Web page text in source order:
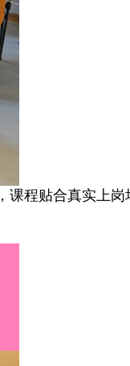
程贴合真实上岗